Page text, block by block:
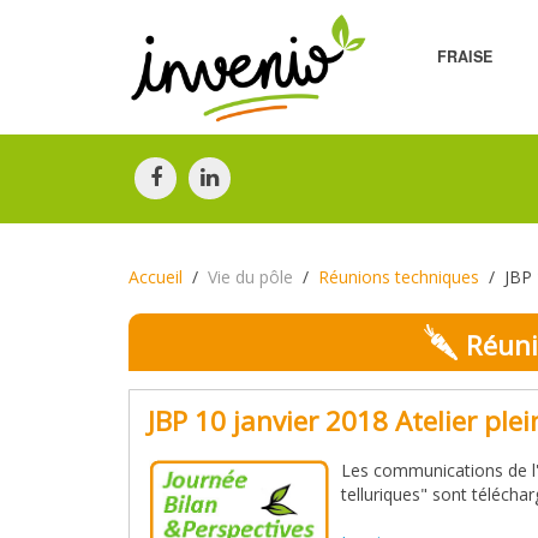
FRAISE
Accueil Vie du pôle Réunions techniques
JBP 10 janvier 2018 Atelier
Les communications de
telluriques" sont